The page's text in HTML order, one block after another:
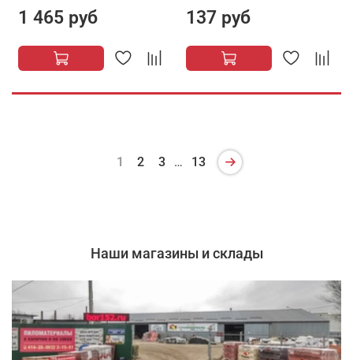
1 465 руб 137 руб
1 2 3 … 13
Наши магазины и склады